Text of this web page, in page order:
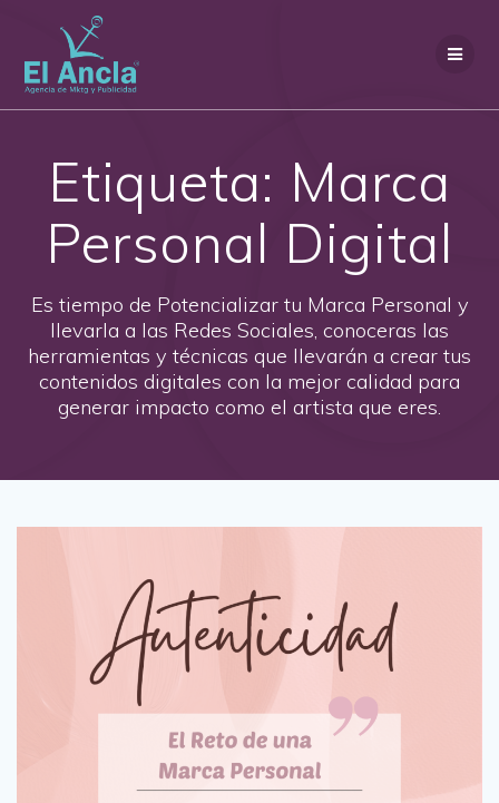
Etiqueta: Marca
Personal Digital
Es tiempo de Potencializar tu Marca Personal y
llevarla a las Redes Sociales, conoceras las
herramientas y técnicas que llevarán a crear tus
contenidos digitales con la mejor calidad para
generar impacto como el artista que eres.